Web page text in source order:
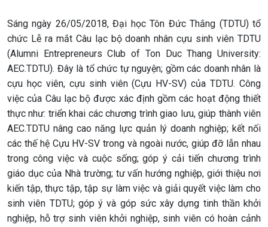
Sáng ngày 26/05/2018, Đại học Tôn Đức Thắng (TDTU) tổ
chức Lễ ra mắt Câu lạc bộ doanh nhân cựu sinh viên TDTU
(Alumni Entrepreneurs Club of Ton Duc Thang University:
AEC.TDTU). Đây là tổ chức tự nguyện; gồm các doanh nhân là
cựu học viên, cựu sinh viên (Cựu HV-SV) của TDTU. Công
việc của Câu lạc bộ được xác định gồm các hoạt động thiết
thực như: triển khai các chương trình giao lưu, giúp thành viên
AEC.TDTU nâng cao năng lực quản lý doanh nghiệp; kết nối
các thế hệ Cựu HV-SV trong và ngoài nước, giúp đỡ lẫn nhau
trong công việc và cuộc sống; góp ý cải tiến chương trình
giáo dục của Nhà trường; tư vấn hướng nghiệp, giới thiệu nơi
kiến tập, thực tập, tập sự làm việc và giải quyết việc làm cho
sinh viên TDTU; góp ý và góp sức xây dựng tinh thần khởi
nghiệp, hỗ trợ sinh viên khởi nghiệp, sinh viên có hoàn cảnh